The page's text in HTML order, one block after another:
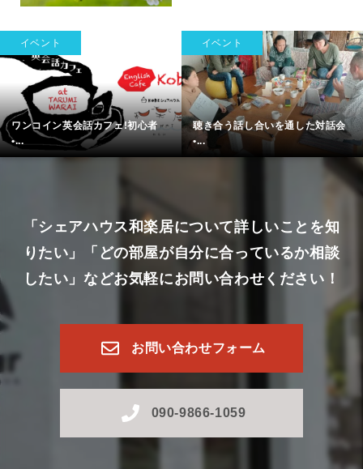
イベント
ワンコイン英会話カフェ!初心者
•...
イベント
聴き合う話し合いを通した対話会
•...
「シェアハウス和楽居について詳しいことを知
りたい」
「どの部屋が自分に合っているか相談
したい」などお気軽にお問い合わせください！
お問い合わせフォーム
090-9866-1059